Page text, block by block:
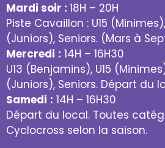
Mardi soir : 18H – 20H
Piste Cavaillon : U15
(Juniors), Seniors. (Mars à
Mercredi : 14H – 16H30
U13 (Benjamins), U15
(Juniors), Seniors. Départ du
Samedi : 14H – 16H30
Départ du local. Toutes
Cyclocross selon la saison.